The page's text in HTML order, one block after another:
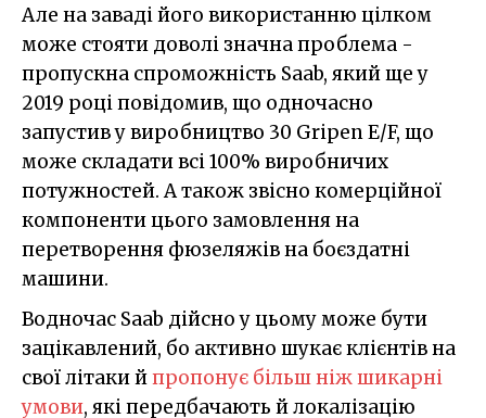
Але на заваді його використанню цілком
може стояти доволі значна проблема -
пропускна спроможність Saab, який ще у
2019 році повідомив, що одночасно
запустив у виробництво 30 Gripen E/F, що
може складати всі 100% виробничих
потужностей. А також звісно комерційної
компоненти цього замовлення на
перетворення фюзеляжів на боєздатні
машини.
Водночас Saab дійсно у цьому може бути
зацікавлений, бо активно шукає клієнтів на
свої літаки йпропонує більш ніж шикарні
умови, які передбачають й локалізацію